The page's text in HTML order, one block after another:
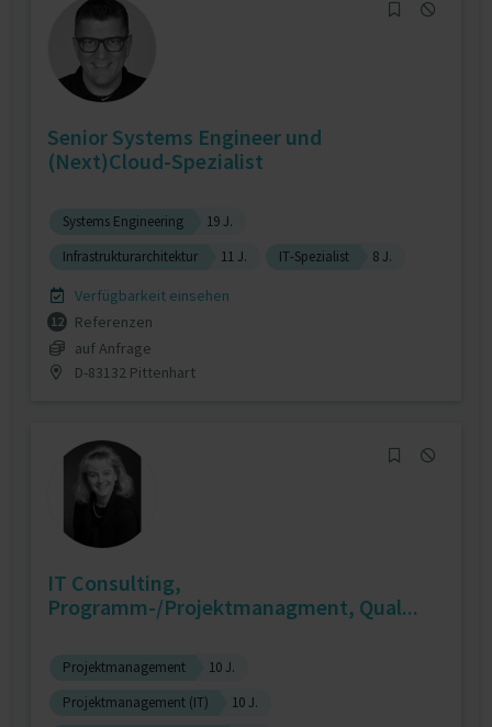
Senior Systems Engineer und
(Next)Cloud-Spezialist
Systems Engineering
19 J.
Infrastrukturarchitektur
11 J. IT-Spezialist 8 J.
Verfügbarkeit einsehen
12
Referenzen
auf Anfrage
D-83132 Pittenhart
IT Consulting,
Programm-/Projektmanagment, Qual...
Projektmanagement
10 J.
Projektmanagement (IT)
10 J.